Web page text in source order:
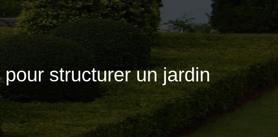
structurer un jardin